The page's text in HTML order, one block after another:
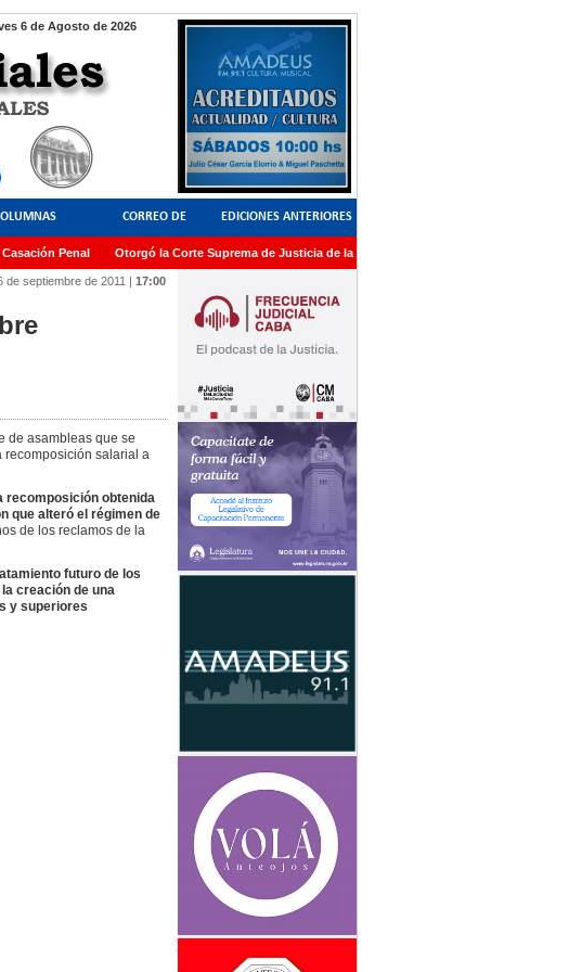
6 de Agosto de 2026
CORREO DE
LECTORES
EDICIONES ANTERIORES
Penal Otorgó la Corte Suprema de Justicia de la Nación una medalla al Dr. Raul
de septiembre de 2011 | 17:00
de asambleas que se
recomposición salarial a
recomposición obtenida
que alteró el régimen de
de los reclamos de la
futuro de los
creación de una
y superiores